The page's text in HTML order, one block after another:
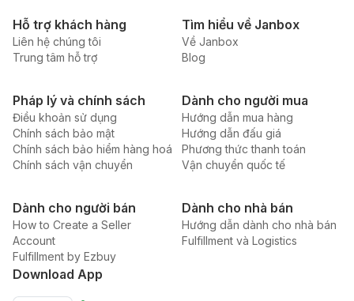
Hỗ trợ khách hàng
Liên hệ chúng tôi
Trung tâm hỗ trợ
Tìm hiểu về Janbox
Về Janbox
Blog
Pháp lý và chính sách
Điều khoản sử dụng
Chính sách bảo mật
Chính sách bảo hiểm hàng hoá
Chính sách vận chuyển
Dành cho người mua
Hướng dẫn mua hàng
Hướng dẫn đấu giá
Phương thức thanh toán
Vận chuyển quốc tế
Dành cho người bán
How to Create a Seller
Account
Fulfillment by Ezbuy
Dành cho nhà bán
Hướng dẫn dành cho nhà bán
Fulfillment và Logistics
Download App